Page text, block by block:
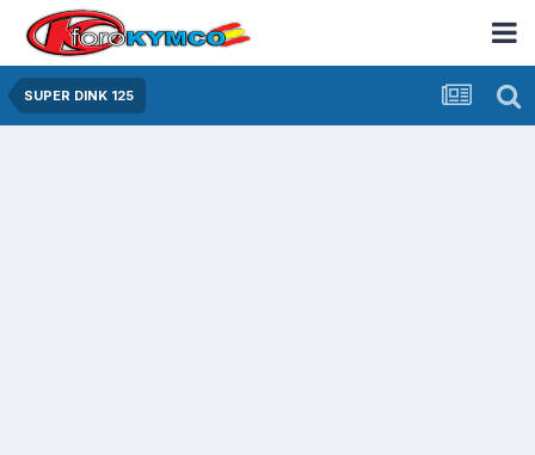
SUPER DINK 125